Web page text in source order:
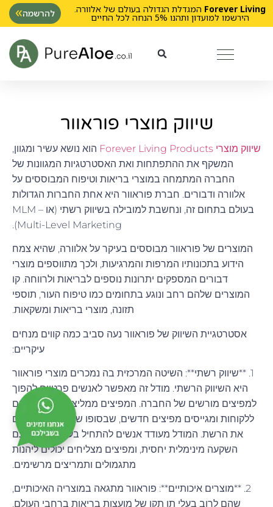
Forever Living המגדלת הגדולה בעולם של אלוורה.
הירשמו למועדון ותהנו 5% הנחה לכל החיים להרשמה
שיווק מוצרי פוראוור
שיווק מוצרי Forever Living Products
הוא נושא עשיר ומגוון,
המשקף את ההתפתחות ואת האסטרטגיות המגוונות של
החברה המתמחה במוצרי בריאות וטיפוח המבוססים על
אלוורה ודבורים. חברת פוראוור היא אחת החברות הגדולות
בעולם בתחום זה, ונחשבת למובילה בשיווק רשתי (או MLM –
Multi-Level Marketing).
המוצרים של פוראוור מבוססים בעיקר על אלוורה, שהיא צמח
הידוע בתכונותיו המרפות והמרגיעות, ולכך מתווספים מוצרי
דבורים המספקים יתרונות נוספים לבריאות ולרווחה. קו
המוצרים שלהם רחב ונוגע בתחומים כמו טיפוח העור, תוספי
תזונה, מוצרי בריאות ומשקאות.
אסטרטגיית השיווק של פוראוור נעה סביב כמה קווים מנחים
עיקריים:
1. **שיווק רשתי**: השיטה המרכזית בה נמכרים מוצרי פוראוור
היא השיווק הרשתי. מודל זה מאפשר לאנשים פרטיים להפוך
למפיצים מורשים של החברה. המפיצים ממליצים על המוצרים
ללקוחות ומגייסים מפיצים חדשים, שבסופו של דבר מרחיבים
את הרשת. המודל מעודד אנשים להתחיל בעסק עצמאי עם
השקעה מינימלית יחסית, ומפיצים מצליחים יכולים ליהנות
מתגמולים ותמריצים מרשימים.
2. **מוצרים איכותיים**: פוראוור מתגאה במוצריה האיכותיים,
שהם לרוב בעלי תו תקן של מועצות בריאות ברחבי העולם.